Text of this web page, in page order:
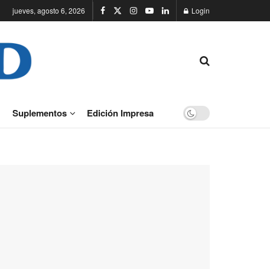
jueves, agosto 6, 2026 Login
Suplementos Edición Impresa